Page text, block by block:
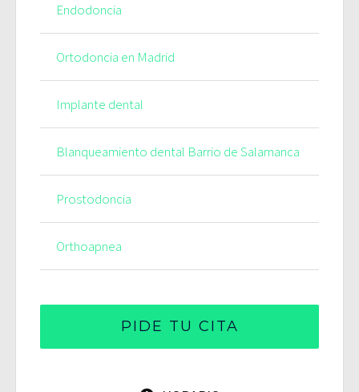
Endodoncia
Ortodoncia en Madrid
Implante dental
Blanqueamiento dental Barrio de Salamanca
Prostodoncia
Orthoapnea
PIDE TU CITA